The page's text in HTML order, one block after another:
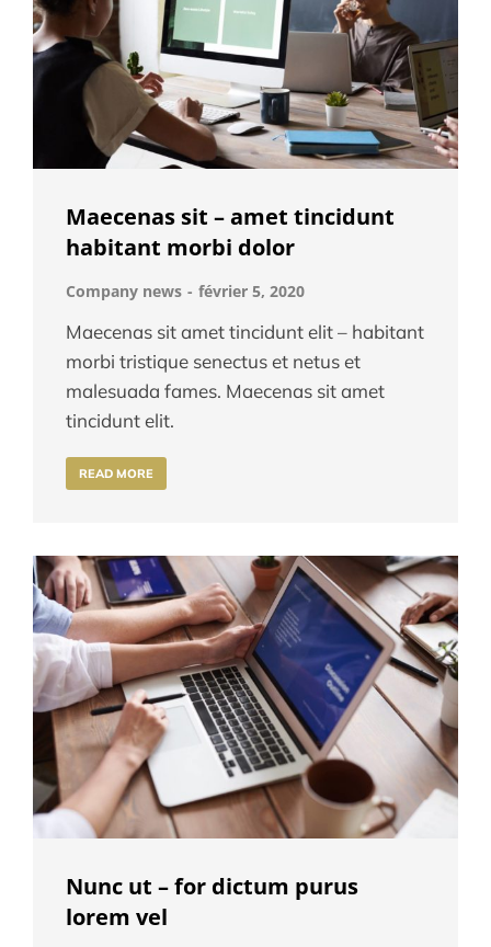
Maecenas sit – amet tincidunt
habitant morbi dolor
Company news février 5, 2020
Maecenas sit amet tincidunt elit – habitant
morbi tristique senectus et netus et
malesuada fames. Maecenas sit amet
tincidunt elit.
READ MORE
Nunc ut – for dictum purus
lorem vel